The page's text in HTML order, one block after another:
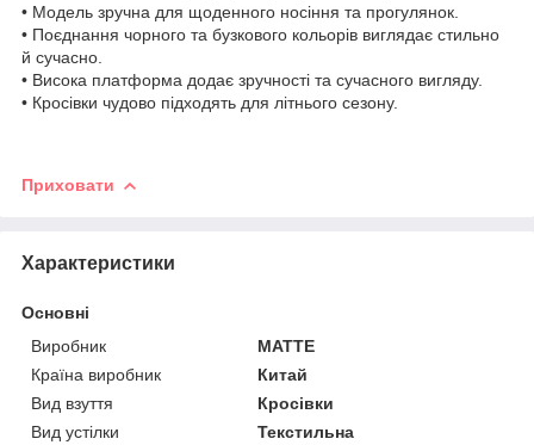
• Модель зручна для щоденного носіння та прогулянок.
• Поєднання чорного та бузкового кольорів виглядає стильно
й сучасно.
• Висока платформа додає зручності та сучасного вигляду.
• Кросівки чудово підходять для літнього сезону.
Приховати
Характеристики
Основні
Виробник
MATTE
Країна виробник
Китай
Вид взуття
Кросівки
Вид устілки
Текстильна